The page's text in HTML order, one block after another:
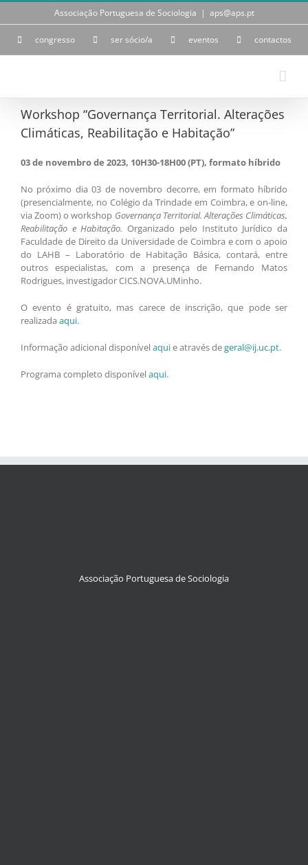
Skip
Associação Portuguesa de Sociologia | aps@aps.pt
congresso ser sócio/a eventos contactos
Workshop “Governança Territorial. Alterações
Climáticas, Reabilitação e Habitação”
03 de novembro de 2023, 10H30-18H00 (PT), formato híbrido
No próximo dia 03 de novembro decorre, em formato híbrido
(presencialmente, no Colégio da Trindade em Coimbra, e on-line,
via Zoom) o workshop Governança Territorial. Alterações Climáticas,
Reabilitação e Habitação.Organizado pelo Instituto Jurídico da
Faculdade de Direito da Universidade de Coimbra e com o apoio
do LAHB – Laboratório de Habitação Básica, contará, entre
outros especialistas, com a presença de Fernando Matos
Rodrigues, investigador CICS.NOVA.UMinho.
O evento é gratuito, mas carece de inscrição, que pode ser
realizada aqui.
Informação adicional disponívelaquie através degeral@ij.uc.pt.
Programa completo disponívelaqui.
Associação Portuguesa de Sociologia